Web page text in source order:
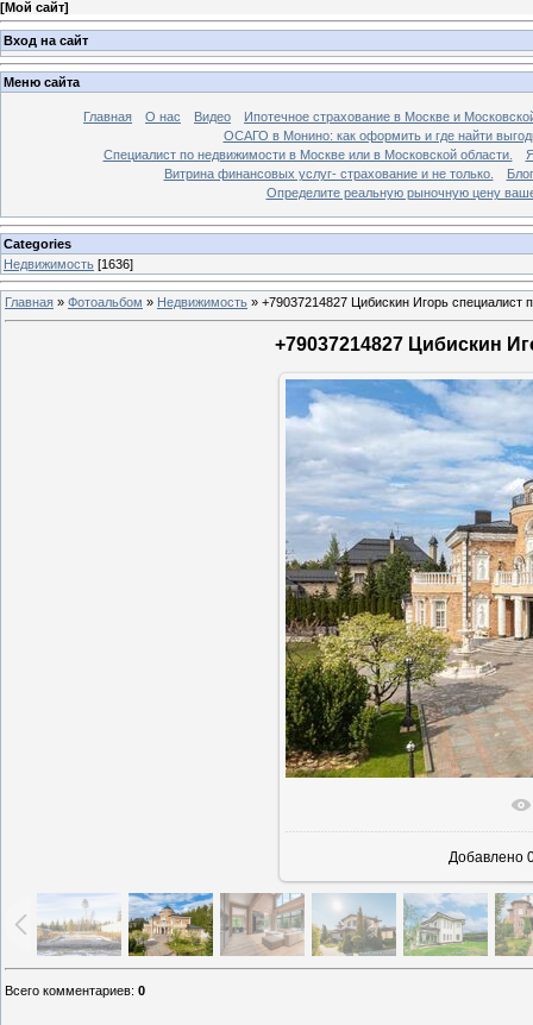
[Мой сайт]
Вход на сайт
Меню сайта
Главная О нас Видео
Ипотечное страхование в Москве и
ОСАГО в Монино: как оформить и где найти
Специалист по недвижимости в Москве или в Московской области.
Витрина финансовых услуг- страхование и не только.
Блог
Определите реальную рыночную цену
Categories
Недвижимость [1636]
Главная » Фотоальбом » Недвижимость » +79037214827 Цибискин Игорь специалист
+79037214827 Цибискин
В
Добавлено
Всего комментариев: 0